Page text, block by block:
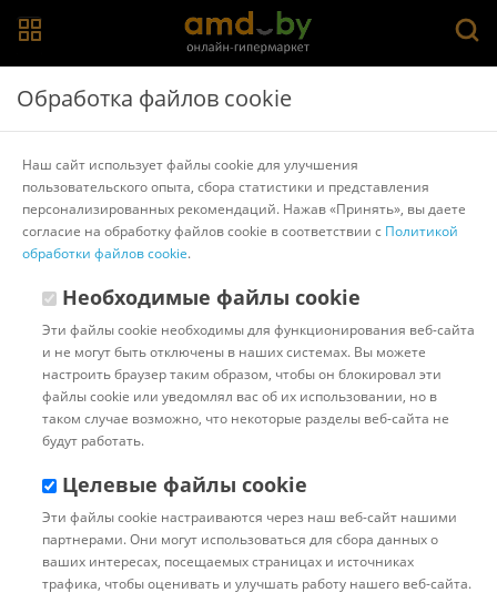
Главная > Каталог товаров
Расходные материалы для
ламинаторов и брошюровщиков > Гелеос
Пленка для ламинирования Гелеос A4 250 мкм
LPA4-250
Другие товары Гелеос
Обработка файлов cookie
Наш сайт использует файлы cookie для улучшения
пользовательского опыта, сбора статистики и представления
персонализированных рекомендаций. Нажав «Принять», вы даете
согласие на обработку файлов cookie в соответствии с Политикой
обработки файлов cookie.
Необходимые файлы cookie
Эти файлы cookie необходимы для функционирования веб-сайта
и не могут быть отключены в наших системах. Вы можете
настроить браузер таким образом, чтобы он блокировал эти
файлы cookie или уведомлял вас об их использовании, но в
таком случае возможно, что некоторые разделы веб-сайта не
будут работать.
Целевые файлы cookie
Эти файлы cookie настраиваются через наш веб-сайт нашими
партнерами. Они могут использоваться для сбора данных о
ваших интересах, посещаемых страницах и источниках
трафика, чтобы оценивать и улучшать работу нашего веб-сайта.